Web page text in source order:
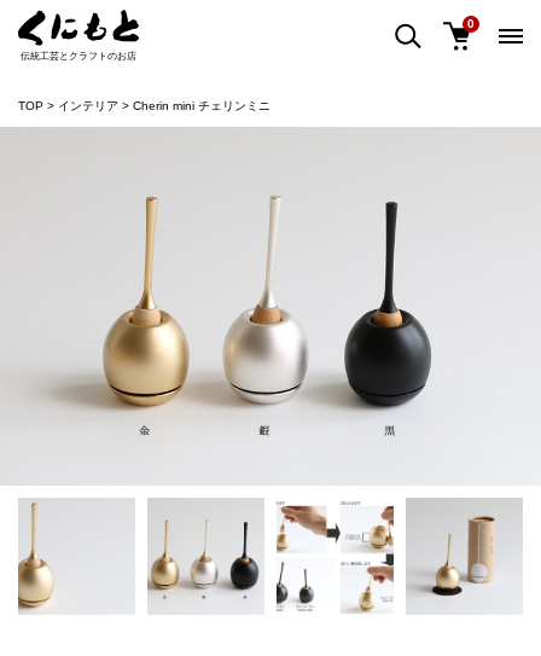
伝統工芸とクラフトのお店
0
TOP インテリア Cherin mini チェリンミニ